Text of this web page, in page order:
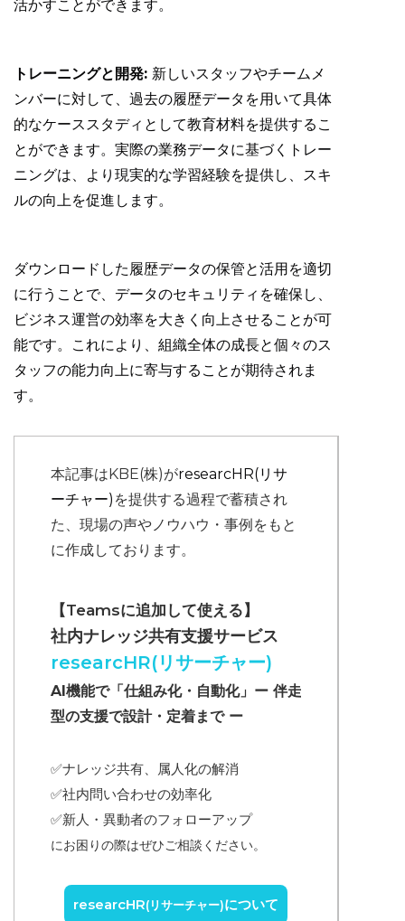
活かすことができます。
トレーニングと開発: 新しいスタッフやチームメ
ンバーに対して、過去の履歴データを用いて具体
的なケーススタディとして教育材料を提供するこ
とができます。実際の業務データに基づくトレー
ニングは、より現実的な学習経験を提供し、スキ
ルの向上を促進します。
ダウンロードした履歴データの保管と活用を適切
に行うことで、データのセキュリティを確保し、
ビジネス運営の効率を大きく向上させることが可
能です。これにより、組織全体の成長と個々のス
タッフの能力向上に寄与することが期待されま
す。
本記事はKBE(株)がresearcHR(リサ
ーチャー) を提供する過程で蓄積され
た、現場の声やノウハウ・事例をもと
に作成しております。
【Teamsに追加して使える】
社内ナレッジ共有支援サービス
researcHR(リサーチャー)
AI機能で「仕組み化・自動化」ー 伴走
型の支援で設計・定着まで ー
✅ナレッジ共有、属人化の解消
✅社内問い合わせの効率化
✅新人・異動者のフォローアップ
にお困りの際はぜひご相談ください。
researcHR(リサーチャー)について